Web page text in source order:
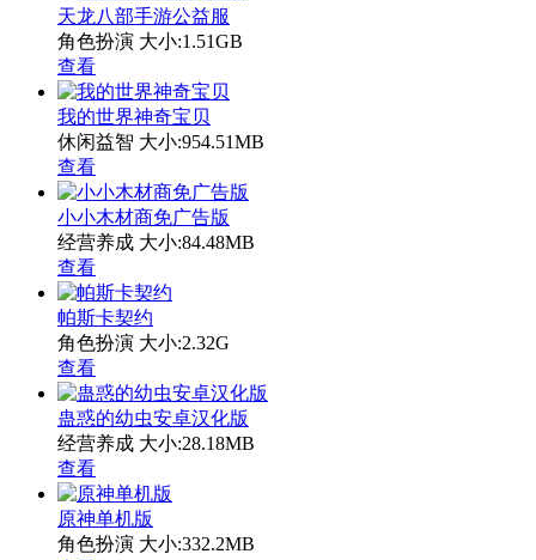
天龙八部手游公益服
角色扮演 大小:1.51GB
查看
我的世界神奇宝贝
休闲益智 大小:954.51MB
查看
小小木材商免广告版
经营养成 大小:84.48MB
查看
帕斯卡契约
角色扮演 大小:2.32G
查看
蛊惑的幼虫安卓汉化版
经营养成 大小:28.18MB
查看
原神单机版
角色扮演 大小:332.2MB